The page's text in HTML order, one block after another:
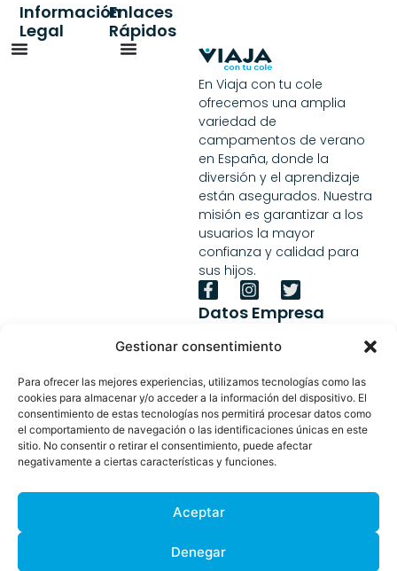
Gestionar consentimiento
Para ofrecer las mejores experiencias, utilizamos tecnologías como las
cookies para almacenar y/o acceder a la información del dispositivo. El
consentimiento de estas tecnologías nos permitirá procesar datos como
el comportamiento de navegación o las identificaciones únicas en este
sitio. No consentir o retirar el consentimiento, puede afectar
negativamente a ciertas características y funciones.
Aceptar
Denegar
Enlaces
Rápidos
Información
Legal
En Viaja con tu cole
ofrecemos una amplia
variedad de
campamentos de verano
en España, donde la
diversión y el aprendizaje
están asegurados. Nuestra
misión es garantizar a los
usuarios la mayor
confianza y calidad para
sus hijos.
Datos Empresa
A, Las Rozas De Madrid,
info@expert-events.com
91 161 01 63
Mon-Fri 9:00AM - 5:00PM